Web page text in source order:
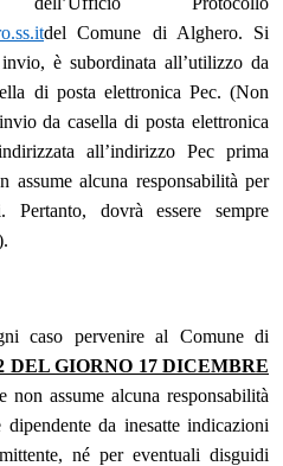
del Comune di Alghero. Si
è subordinata all’utilizzo da
di posta elettronica Pec. (Non
da casella di posta elettronica
all’indirizzo Pec prima
assume alcuna responsabilità per
Pertanto, dovrà essere sempre
caso pervenire al Comune di
DEL GIORNO 17 DICEMBRE
assume alcuna responsabilità
da inesatte indicazioni
né per eventuali disguidi